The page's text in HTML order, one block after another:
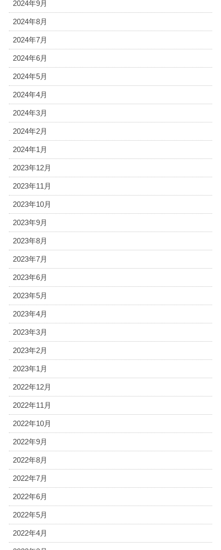
2024年9月
2024年8月
2024年7月
2024年6月
2024年5月
2024年4月
2024年3月
2024年2月
2024年1月
2023年12月
2023年11月
2023年10月
2023年9月
2023年8月
2023年7月
2023年6月
2023年5月
2023年4月
2023年3月
2023年2月
2023年1月
2022年12月
2022年11月
2022年10月
2022年9月
2022年8月
2022年7月
2022年6月
2022年5月
2022年4月